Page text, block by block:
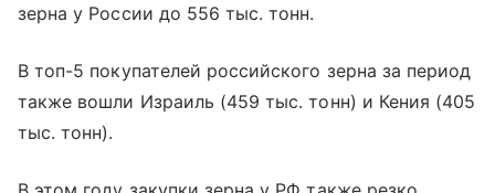
зерна у России до 556 тыс. тонн.
В топ-5 покупателей российского зерна за период
также вошли Израиль (459 тыс. тонн) и Кения (405
тыс. тонн).